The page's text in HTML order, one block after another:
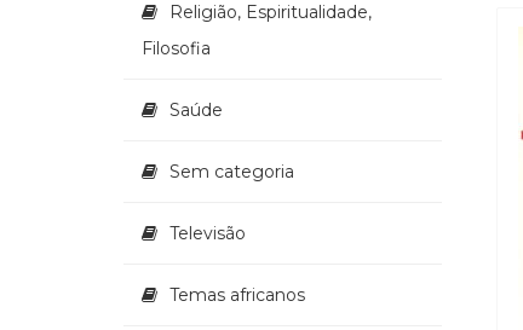
Religião, Espiritualidade,
Filosofia
Saúde
Sem categoria
Televisão
Temas africanos